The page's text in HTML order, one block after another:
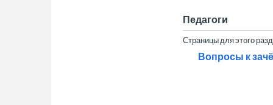
Педагоги
Страницы для этого
Вопросы к